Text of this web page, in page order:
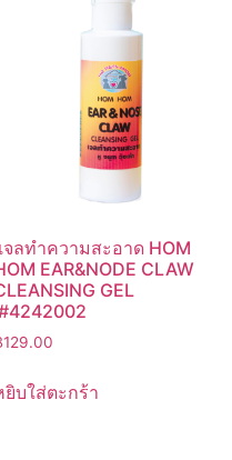
เจลทำความสะอาด HOM
EAR&NODE CLAW
GEL
129.00
ยิบใส่ตะกร้า